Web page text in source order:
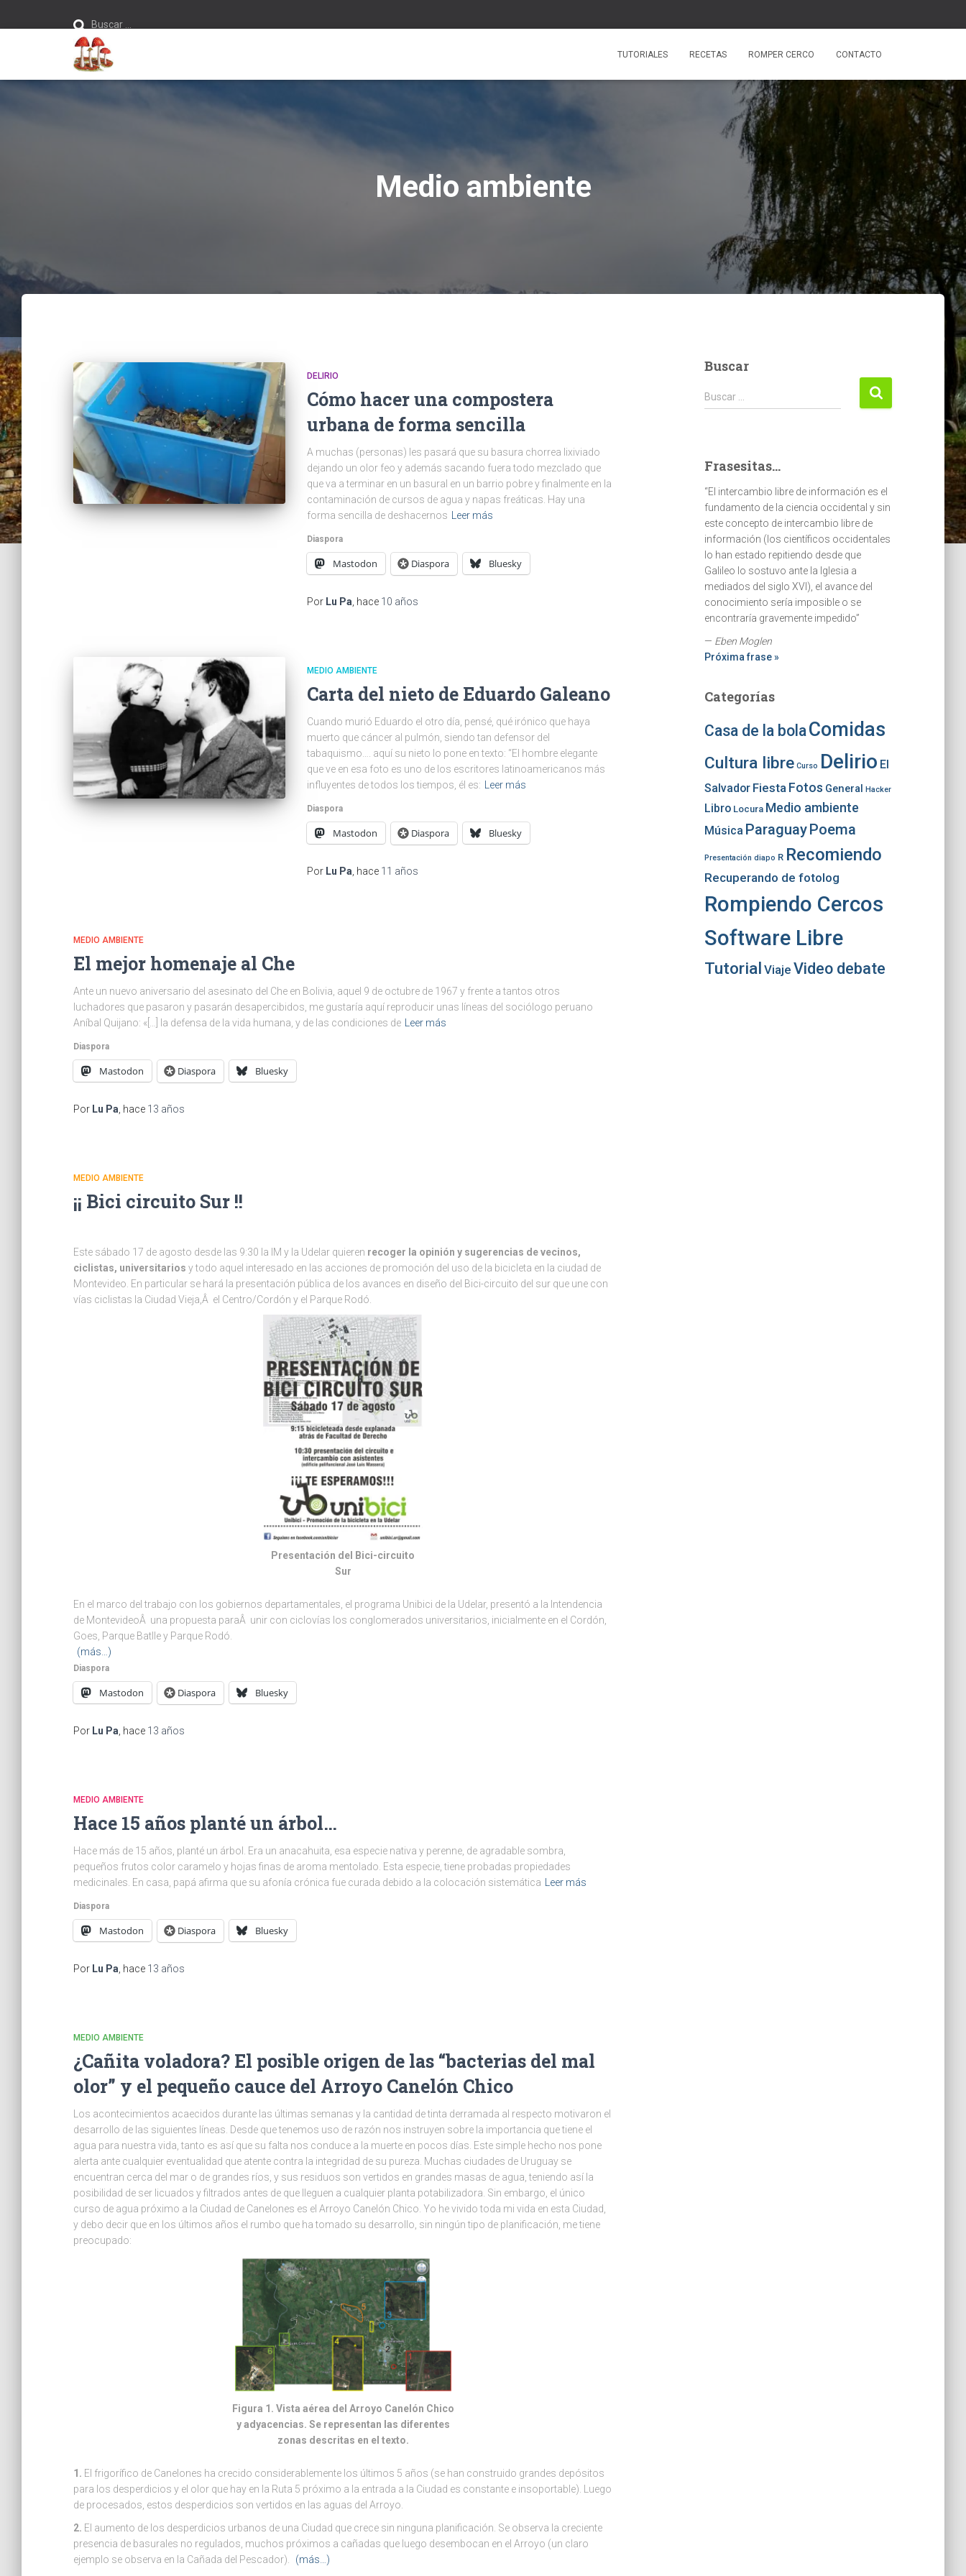
Buscar …
TUTORIALES RECETAS ROMPER CERCO CONTACTO
Medio ambiente
DELIRIO
Cómo hacer una compostera
urbana de forma sencilla
A muchas (personas) les pasará que su basura chorrea lixiviado
dejando un olor feo y además sacando fuera todo mezclado que
que va a terminar en un basural en un barrio pobre y finalmente en la
contaminación de cursos de agua y napas freáticas. Hay una
forma sencilla de deshacernos
Leer más
Diaspora
Mastodon Diaspora Bluesky
Por Lu Pa , hace 10 años
MEDIO AMBIENTE
Carta del nieto de Eduardo Galeano
Cuando murió Eduardo el otro día, pensé, qué irónico que haya
muerto que cáncer al pulmón, siendo tan defensor del
tabaquismo…. aquí su nieto lo pone en texto: “El hombre elegante
que ve en esa foto es uno de los escritores latinoamericanos más
influyentes de todos los tiempos, él es:
Leer más
Diaspora
Mastodon Diaspora Bluesky
Por Lu Pa , hace 11 años
MEDIO AMBIENTE
El mejor homenaje al Che
Ante un nuevo aniversario del asesinato del Che en Bolivia, aquel 9 de octubre de 1967 y frente a tantos otros
luchadores que pasaron y pasarán desapercibidos, me gustaría aquí reproducir unas líneas del sociólogo peruano
Aníbal Quijano: «[…] la defensa de la vida humana, y de las condiciones de
Leer más
Diaspora
Mastodon Diaspora Bluesky
Por Lu Pa , hace 13 años
MEDIO AMBIENTE
¡¡ Bici circuito Sur !!
Este sábado 17 de agosto desde las 9:30 la IM y la Udelar quieren recoger la opinión y sugerencias de vecinos,
ciclistas, universitarios y todo aquel interesado en las acciones de promoción del uso de la bicicleta en la ciudad de
Montevideo. En particular se hará la presentación pública de los avances en diseño del Bici-circuito del sur que une con
vías ciclistas la Ciudad Vieja,Â el Centro/Cordón y el Parque Rodó.
Presentación del Bici-circuito
Sur
En el marco del trabajo con los gobiernos departamentales, el programa Unibici de la Udelar, presentó a la Intendencia
de MontevideoÂ una propuesta paraÂ unir con ciclovías los conglomerados universitarios, inicialmente en el Cordón,
Goes, Parque Batlle y Parque Rodó.
(más…)
Diaspora
Mastodon Diaspora Bluesky
Por Lu Pa , hace 13 años
MEDIO AMBIENTE
Hace 15 años planté un árbol…
Hace más de 15 años, planté un árbol. Era un anacahuita, esa especie nativa y perenne, de agradable sombra,
pequeños frutos color caramelo y hojas finas de aroma mentolado. Esta especie, tiene probadas propiedades
medicinales. En casa, papá afirma que su afonía crónica fue curada debido a la colocación sistemática
Leer más
Diaspora
Mastodon Diaspora Bluesky
Por Lu Pa , hace 13 años
MEDIO AMBIENTE
¿Cañita voladora? El posible origen de las “bacterias del mal
olor” y el pequeño cauce del Arroyo Canelón Chico
Los acontecimientos acaecidos durante las últimas semanas y la cantidad de tinta derramada al respecto motivaron el
desarrollo de las siguientes líneas. Desde que tenemos uso de razón nos instruyen sobre la importancia que tiene el
agua para nuestra vida, tanto es así que su falta nos conduce a la muerte en pocos días. Este simple hecho nos pone
alerta ante cualquier eventualidad que atente contra la integridad de su pureza. Muchas ciudades de Uruguay se
encuentran cerca del mar o de grandes ríos, y sus residuos son vertidos en grandes masas de agua, teniendo así la
posibilidad de ser licuados y filtrados antes de que lleguen a cualquier planta potabilizadora. Sin embargo, el único
curso de agua próximo a la Ciudad de Canelones es el Arroyo Canelón Chico. Yo he vivido toda mi vida en esta Ciudad,
y debo decir que en los últimos años el rumbo que ha tomado su desarrollo, sin ningún tipo de planificación, me tiene
preocupado:
Figura 1 . Vista aérea del Arroyo Canelón Chico
y adyacencias. Se representan las diferentes
zonas descritas en el texto.
1. El frigorífico de Canelones ha crecido considerablemente los últimos 5 años (se han construido grandes depósitos
para los desperdicios y el olor que hay en la Ruta 5 próximo a la entrada a la Ciudad es constante e insoportable). Luego
de procesados, estos desperdicios son vertidos en las aguas del Arroyo.
2. El aumento de los desperdicios urbanos de una Ciudad que crece sin ninguna planificación. Se observa la creciente
presencia de basurales no regulados, muchos próximos a cañadas que luego desembocan en el Arroyo (un claro
ejemplo se observa en la Cañada del Pescador).
(más…)
Buscar
Buscar:
Buscar …
Frasesitas...
“El intercambio libre de información es el
fundamento de la ciencia occidental y sin
este concepto de intercambio libre de
información (los científicos occidentales
lo han estado repitiendo desde que
Galileo lo sostuvo ante la Iglesia a
mediados del siglo XVI), el avance del
conocimiento sería imposible o se
encontraría gravemente impedido”
— Eben Moglen
Próxima frase »
Categorías
Casa de la bolaComidas
Cultura libre Curso Delirio El
Salvador Fiesta Fotos General Hacker
Libro Locura Medio ambiente
Música ParaguayPoema
Presentación diapo R Recomiendo
Recuperando de fotolog
Rompiendo Cercos
Software Libre
Tutorial Viaje Video debate